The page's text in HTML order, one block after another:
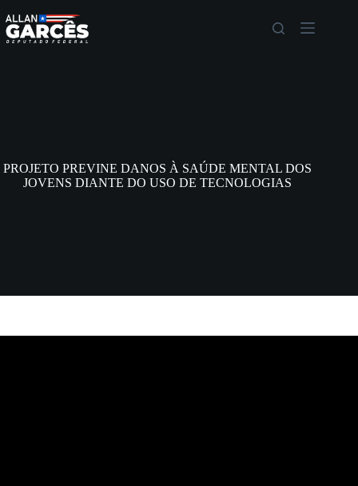
PROJETO PREVINE DANOS À SAÚDE MENTAL DOS
JOVENS DIANTE DO USO DE TECNOLOGIAS